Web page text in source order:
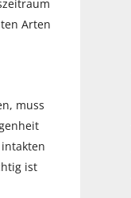
Arten
muss
ist